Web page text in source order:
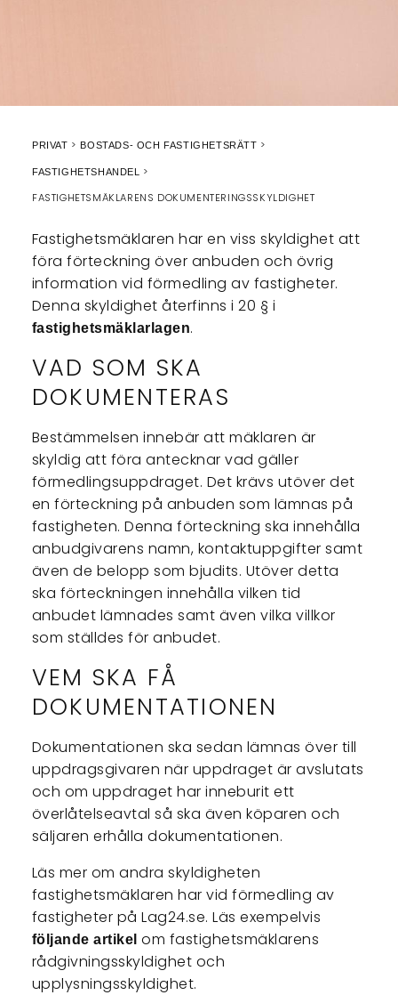
PRIVAT BOSTADS- OCH FASTIGHETSRÄTT
FASTIGHETSHANDEL
FASTIGHETSMÄKLARENS DOKUMENTERINGSSKYLDIGHET
Fastighetsmäklaren har en viss skyldighet att
föra förteckning över anbuden och övrig
information vid förmedling av fastigheter.
Denna skyldighet återfinns i 20 § i
fastighetsmäklarlagen.
VAD SOM SKA
DOKUMENTERAS
Bestämmelsen innebär att mäklaren är
skyldig att föra antecknar vad gäller
förmedlingsuppdraget. Det krävs utöver det
en förteckning på anbuden som lämnas på
fastigheten. Denna förteckning ska innehålla
anbudgivarens namn, kontaktuppgifter samt
även de belopp som bjudits. Utöver detta
ska förteckningen innehålla vilken tid
anbudet lämnades samt även vilka villkor
som ställdes för anbudet.
VEM SKA FÅ
DOKUMENTATIONEN
Dokumentationen ska sedan lämnas över till
uppdragsgivaren när uppdraget är avslutats
och om uppdraget har inneburit ett
överlåtelseavtal så ska även köparen och
säljaren erhålla dokumentationen.
Läs mer om andra skyldigheten
fastighetsmäklaren har vid förmedling av
fastigheter på Lag24.se. Läs exempelvis
följande artikel om fastighetsmäklarens
rådgivningsskyldighet och
upplysningsskyldighet.